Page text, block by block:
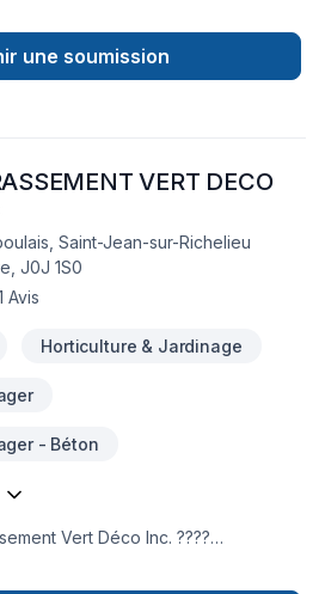
une soumission
VERT DECO
Saint-Jean-sur-Richelieu
J0J 1S0
Avis
Horticulture & Jardinage
- Béton
Vert Déco Inc. ????
passion et savoir-faire. Spécialisés